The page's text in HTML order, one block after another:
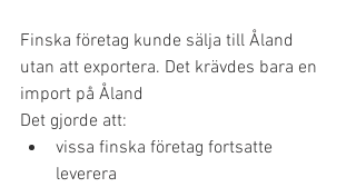
Finska företag kunde sälja till Åland
utan att exportera. Det krävdes bara en
import på Åland
Det gjorde att:
vissa finska företag fortsatte
leverera